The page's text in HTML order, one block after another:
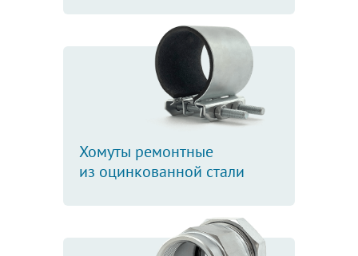
Хомуты ремонтные
из оцинкованной стали